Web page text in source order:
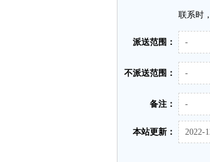
联系时
派送范围： -
不派送范围： -
备注： -
本站更新： 2022-